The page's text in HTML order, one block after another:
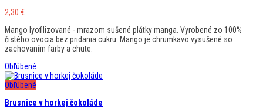
2,30 €
Mango lyofilizované - mrazom sušené plátky manga. Vyrobené zo 100%
čistého ovocia bez pridania cukru. Mango je chrumkavo vysušené so
zachovaním farby a chute.
Obľúbené
Obľúbené
Brusnice v horkej čokoláde